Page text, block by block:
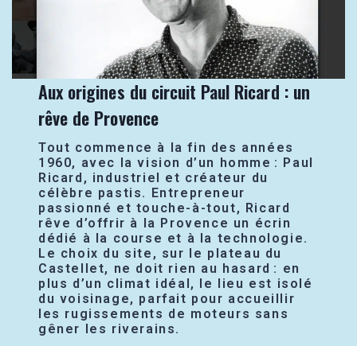
Aux origines du circuit Paul Ricard : un
rêve de Provence
Tout commence à la fin des années
1960, avec la vision d’un homme : Paul
Ricard, industriel et créateur du
célèbre pastis. Entrepreneur
passionné et touche-à-tout, Ricard
rêve d’offrir à la Provence un écrin
dédié à la course et à la technologie.
Le choix du site, sur le plateau du
Castellet, ne doit rien au hasard : en
plus d’un climat idéal, le lieu est isolé
du voisinage, parfait pour accueillir
les rugissements de moteurs sans
gêner les riverains.